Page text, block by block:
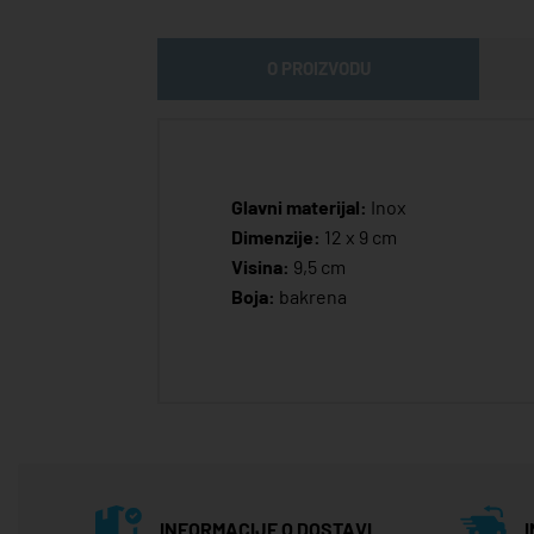
Glavni materijal: Inox
Dimenzije: 12 x 9 cm
Visina: 9,5 cm
Boja: bakrena
INFORMACIJE O DOSTAVI